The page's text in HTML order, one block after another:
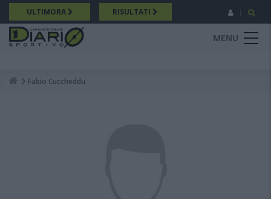
Salta
al
contenuto
principale
ULTIMORA RISULTATI
MENU
Breadcrumb
Fabio Cuccheddu